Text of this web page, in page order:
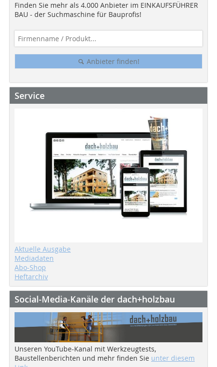
Finden Sie mehr als 4.000 Anbieter im EINKAUFSFÜHRER
BAU - der Suchmaschine für Bauprofis!
Anbieter finden!
Service
Aktuelle Ausgabe
Mediadaten
Abo-Shop
Heftarchiv
Social-Media-Kanäle der dach+holzbau
Unseren YouTube-Kanal mit Werkzeugtests,
Baustellenberichten und mehr finden Sie unter diesem